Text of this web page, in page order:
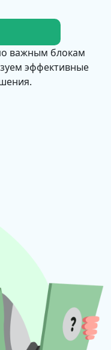
важным блокам
эффективные